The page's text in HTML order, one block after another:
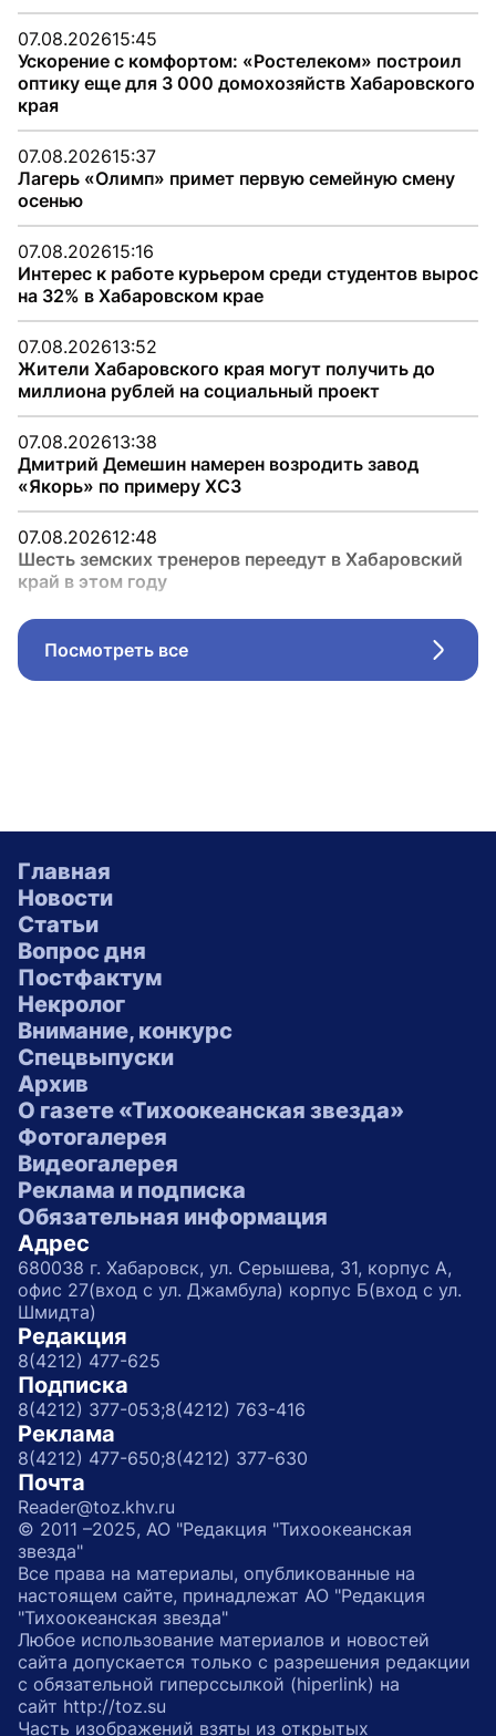
07.08.202615:45
Ускорение с комфортом: «Ростелеком» построил
оптику еще для 3 000 домохозяйств Хабаровского
края
07.08.202615:37
Лагерь «Олимп» примет первую семейную смену
осенью
07.08.202615:16
Интерес к работе курьером среди студентов вырос
на 32% в Хабаровском крае
07.08.202613:52
Жители Хабаровского края могут получить до
миллиона рублей на социальный проект
07.08.202613:38
Дмитрий Демешин намерен возродить завод
«Якорь» по примеру ХСЗ
07.08.202612:48
Шесть земских тренеров переедут в Хабаровский
край в этом году
Посмотреть все
Главная
Новости
Статьи
Вопрос дня
Постфактум
Некролог
Внимание, конкурс
Спецвыпуски
Архив
О газете «Тихоокеанская звезда»
Фотогалерея
Видеогалерея
Реклама и подписка
Обязательная информация
Адрес
680038 г. Хабаровск, ул. Серышева, 31, корпус А,
офис 27(вход с ул. Джамбула) корпус Б(вход с ул.
Шмидта)
Редакция
8(4212) 477-625
Подписка
8(4212) 377-053;8(4212) 763-416
Реклама
8(4212) 477-650;8(4212) 377-630
Почта
Reader@toz.khv.ru
© 2011 –2025, АО "Редакция "Тихоокеанская
звезда"
Все права на материалы, опубликованные на
настоящем сайте, принадлежат АО "Редакция
"Тихоокеанская звезда"
Любое использование материалов и новостей
сайта допускается только с разрешения редакции
с обязательной гиперссылкой (hiperlink) на
сайт http://toz.su
Часть изображений взяты из открытых